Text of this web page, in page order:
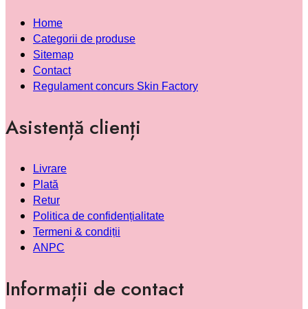
Home
Categorii de produse
Sitemap
Contact
Regulament concurs Skin Factory
Asistență clienți
Livrare
Plată
Retur
Politica de confidențialitate
Termeni & condiții
ANPC
Informații de contact